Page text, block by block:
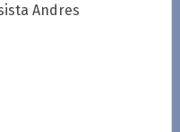
Andres